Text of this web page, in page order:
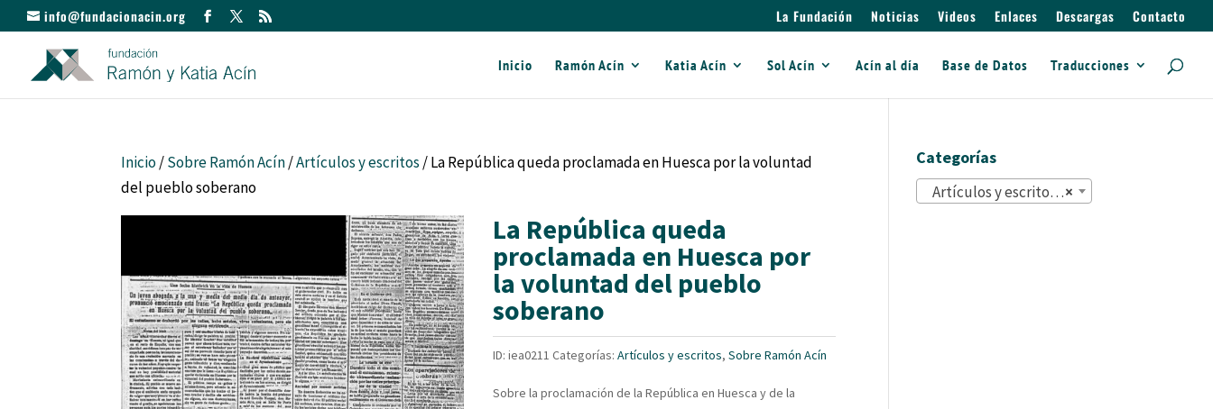
info@fundacionacin.org La Fundación Noticias Videos Enlaces Descargas Contacto
Inicio Ramón Acín Katia Acín Sol Acín Acín al día Base de Datos Traducciones
Inicio/Sobre Ramón Acín/Artículos y escritos / La República queda proclamada en Huesca por la voluntad
del pueblo soberano
La República queda
proclamada en Huesca por
la voluntad del pueblo
soberano
ID:iea0211 Categorías:Artículos y escritos,Sobre Ramón Acín
Sobre la proclamación de la República en Huesca y de la
Categorías
×
Artículos y escritos (822)